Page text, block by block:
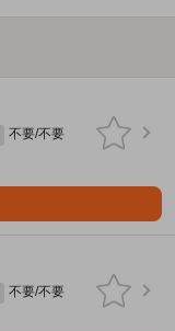
不要/不要
不要/不要